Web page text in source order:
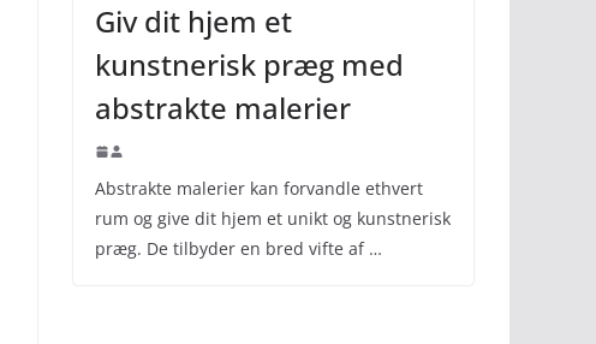
Giv dit hjem et
kunstnerisk præg med
abstrakte malerier
Abstrakte malerier kan forvandle ethvert
rum og give dit hjem et unikt og kunstnerisk
præg. De tilbyder en bred vifte af …